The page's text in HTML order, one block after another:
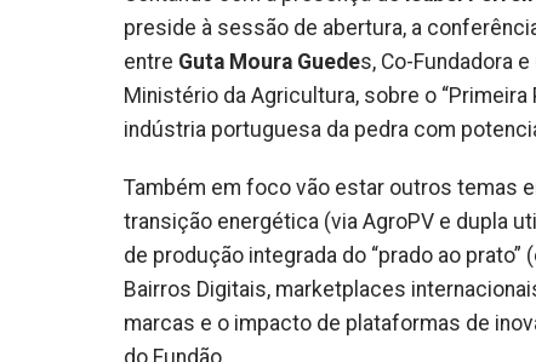
preside à sessão de abertura, a
entre Guta Moura Guedes, Co-Fundadora
Ministério da Agricultura, sobre o
indústria portuguesa da pedra com
Também em foco vão estar outros temas
transição energética (via AgroPV e dupla
de produção integrada do “prado ao
Bairros Digitais, marketplaces
marcas e o impacto de plataformas de